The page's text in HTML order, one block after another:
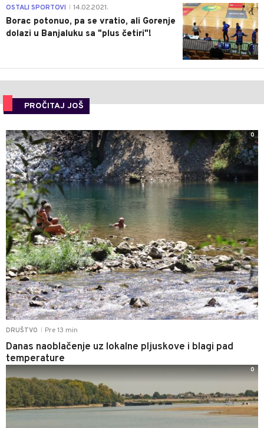
3
OSTALI SPORTOVI 14.02.2021.
Borac potonuo, pa se vratio, ali Gorenje
dolazi u Banjaluku sa "plus četiri"!
PROČITAJ JOŠ
DRUŠTVO Pre 13 min
Danas naoblačenje uz lokalne pljuskove i blagi pad
temperature
0
0